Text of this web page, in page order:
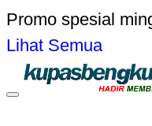
Promo spesial
Lihat Semua